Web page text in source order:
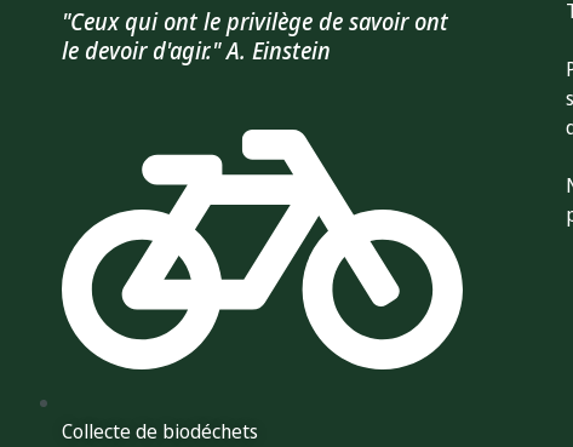
"Ceux qui ont le privilège de savoir ont
le devoir d'agir." A. Einstein
Collecte de biodéchets
s